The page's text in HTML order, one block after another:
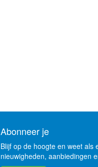
Abonneer je
Blijf op de hoogte en weet als
nieuwigheden, aanbiedingen